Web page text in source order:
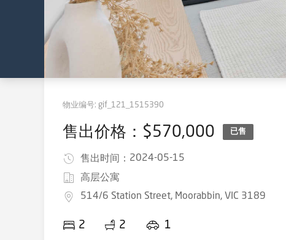
物业编号: gif_121_1515390
售出价格：$570,000 已售
售出时间： 2024-05-15
高层公寓
514/6 Station Street, Moorabbin, VIC 3189
2 2 1